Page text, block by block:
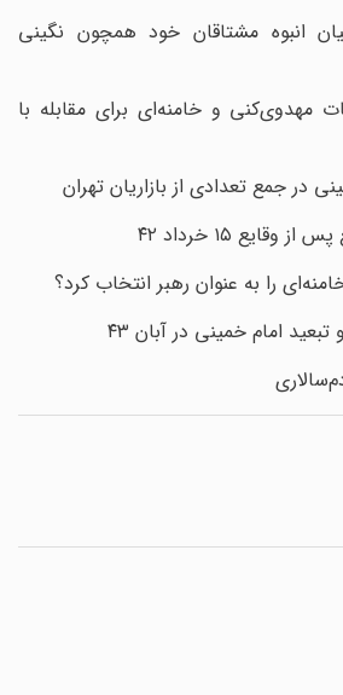
مشتاقان خود همچون نگینی
و خامنه‌ای برای مقابله با
جمع تعدادی از بازاریان تهران
۱۵ خرداد ۴۲
را به عنوان رهبر انتخاب کرد؟
امام خمینی در آبان ۴۳